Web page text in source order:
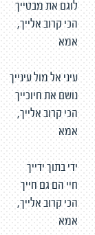
לוגם את מבטייך
הכי קרוב אלייך,
אמא
עיני אל מול עינייך
נושם את חיוכייך
הכי קרוב אלייך,
אמא
ידי בתוך ידייך
חיי הם גם חייך
הכי קרוב אלייך,
אמא